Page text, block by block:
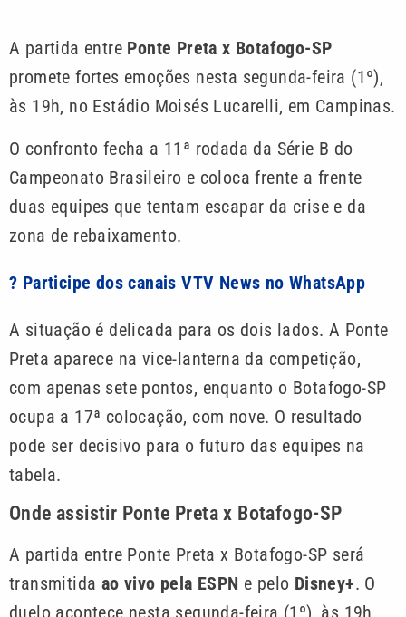
A partida entre Ponte Preta x Botafogo-SP
promete fortes emoções nesta segunda-feira (1º),
às 19h, no Estádio Moisés Lucarelli, em Campinas.
O confronto fecha a 11ª rodada da Série B do
Campeonato Brasileiro e coloca frente a frente
duas equipes que tentam escapar da crise e da
zona de rebaixamento.
? Participe dos canais VTV News no WhatsApp
A situação é delicada para os dois lados. A Ponte
Preta aparece na vice-lanterna da competição,
com apenas sete pontos, enquanto o Botafogo-SP
ocupa a 17ª colocação, com nove. O resultado
pode ser decisivo para o futuro das equipes na
tabela.
Onde assistir Ponte Preta x Botafogo-SP
A partida entre Ponte Preta x Botafogo-SP será
transmitida ao vivo pela ESPN e pelo Disney+. O
duelo acontece nesta segunda-feira (1º), às 19h,